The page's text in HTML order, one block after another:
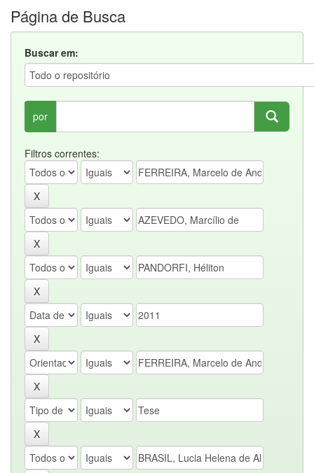
Página de Busca
Buscar em:
por
Filtros correntes: